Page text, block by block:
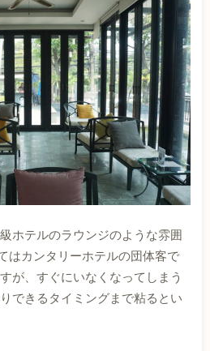
ホテルのラウンジのような雰囲
はカンタリーホテルの団体客で
が、すぐにいなくなってしまう
できるタイミングまで粘るとい